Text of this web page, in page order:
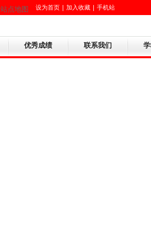
站点地图
优秀成绩 联系我们
设为首页 加入收藏 手机站